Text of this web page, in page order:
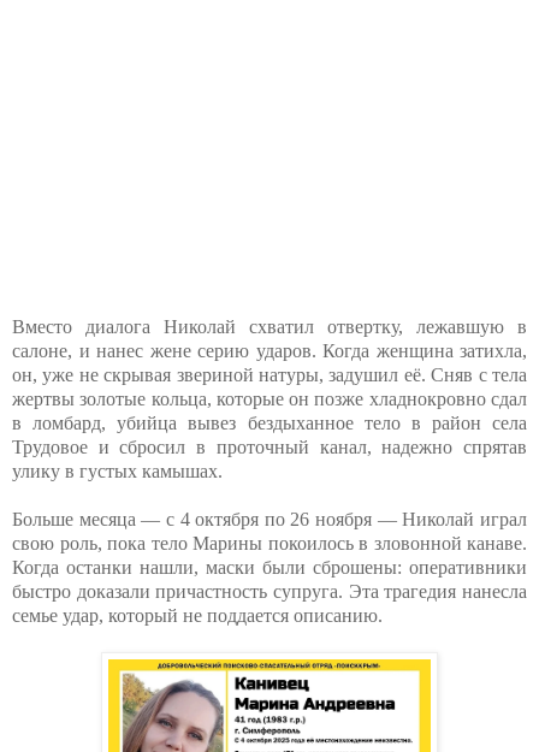
Вместо диалога Николай схватил отвертку, лежавшую в
салоне, и нанес жене серию ударов. Когда женщина затихла,
он, уже не скрывая звериной натуры, задушил её. Сняв с тела
жертвы золотые кольца, которые он позже хладнокровно сдал
в ломбард, убийца вывез бездыханное тело в район села
Трудовое и сбросил в проточный канал, надежно спрятав
улику в густых камышах.
Больше месяца — с 4 октября по 26 ноября — Николай играл
свою роль, пока тело Марины покоилось в зловонной канаве.
Когда останки нашли, маски были сброшены: оперативники
быстро доказали причастность супруга. Эта трагедия нанесла
семье удар, который не поддается описанию.